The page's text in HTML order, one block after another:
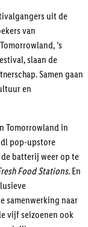
uit de
van
’s
slaan de
Samen gaan
en
Tomorrowland in
pop-upstore
batterij weer op te
Food Stations. En
samenwerking naar
vijf seizoenen ook